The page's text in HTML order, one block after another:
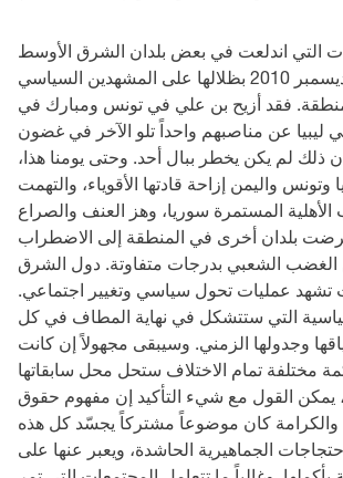
التي اندلعت في بعض بلدان الشرق الأوسط
ابتداءً من ديسمبر 2010 بظلالها على المشهدين السياسي
فقد أزيح بن علي في تونس ومبارك في
ليبيا عن مناصبهم واحداً تلو الآخر في غضون
ذلك لم يكن يخطر ببال أحد. وحتى يومنا هذا،
واليمن إزاحة قادتها الأقوياء، والتهمت
الأهلية المستمرة سوريا، وهز العنف والصراع
بلدان أخرى في المنطقة إلى الاضطراب
الغضب الشعبي بدرجات متفاوتة. دول الشرق
تشهد عمليات تحول سياسي وتغيير اجتماعي.
التي ستتشكل في نهاية المطاف في كل
وجدولها الزمني. وسيبقى مجهولاً إن كانت
مختلفة تمام الاختلاف ستحل محل سابقاتها
يمكن القول مع شيء التأكيد إن مفهوم حقوق
والكرامة كان موضوعاً مشتركاً يجسّد كل هذه
الجماهيرية الحاشدة، ويعبر عنها على